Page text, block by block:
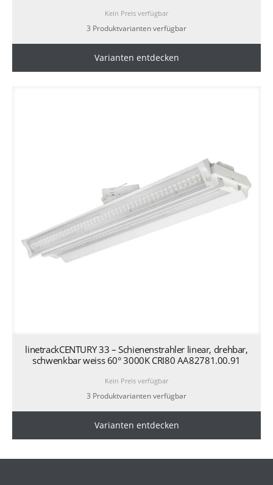
Kein Preis verfügbar
3 Produktvarianten verfügbar
Varianten entdecken
linetrackCENTURY 33 – Schienenstrahler linear, drehbar,
schwenkbar weiss 60° 3000K CRI80 AA82781.00.91
Kein Preis verfügbar
3 Produktvarianten verfügbar
Varianten entdecken